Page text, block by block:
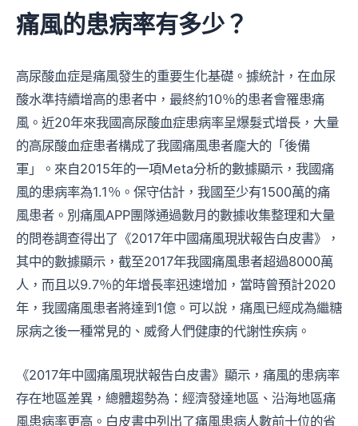
痛風的患病率有多少？
高尿酸血症是痛風發生的重要生化基礎。據統計，在血尿
酸水準持續增高的患者中，最終約10％的患者會罹患痛
風。近20年來我國高尿酸血症患病率呈爆髮式增長，大量
的高尿酸血症患者構成了我國痛風患者龐大的「後備
軍」。來自2015年的一項Meta分析的數據顯示，我國痛
風的患病率為1.1％。保守估計，我國至少有1500萬的痛
風患者。別痛風APP團隊通過數月的數據收集整理和大量
的問卷調查得出了《2017年中國痛風現狀報告白皮書》，
其中的數據顯示，截至2017年我國痛風患者超過8000萬
人，而且以9.7％的年增長率迅速增加，當時曾預計2020
年，我國痛風患者將達到1億。可以說，痛風已經成為繼糖
尿病之後一種常見的、威脅人們健康的代謝性疾病。
《2017年中國痛風現狀報告白皮書》顯示，痛風的患病率
存在地區差異，總體趨勢為：經濟發達地區、沿海地區痛
風患病率更高。白皮書中列出了痛風患病人數前十位的省